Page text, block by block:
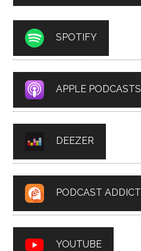
SPOTIFY
APPLE PODCASTS
DEEZER
PODCAST ADDICT
YOUTUBE